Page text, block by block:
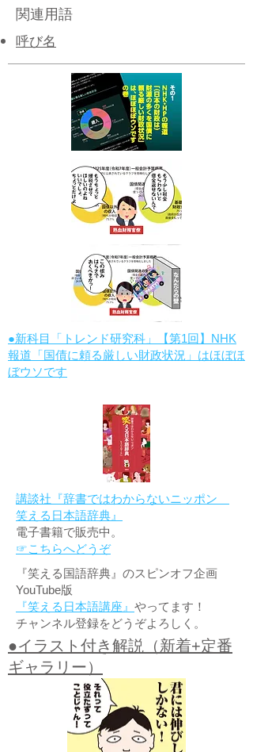
関連用語
呼び名
●新科目「トレンド研究科」【第1回】NHK
報道「国債に頼る厳しい財政状況」はほぼほ
ぼウソです
講談社『辞書ではわからないニッポン
笑える日本語辞典』
電子書籍で販売中。
☞こちらへどうぞ
『笑える国語辞典』のスピンオフ企画
YouTube版
『笑える日本語講座』 やってます！
チャンネル登録をどうぞよろしく。
●イラスト付き解説（新着+定番
ギャラリー）